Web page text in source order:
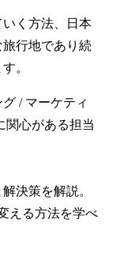
く方法、日本
行地であり続
。
/ マーケティ
関心がある担当
決策を解説。
える方法を学べ